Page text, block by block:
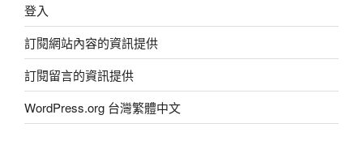
登入
訂閱網站內容的資訊提供
訂閱留言的資訊提供
WordPress.org 台灣繁體中文